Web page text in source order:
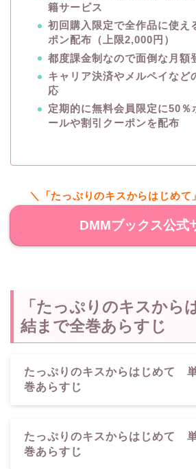
籍サービス
初回購入限定で全作品に使え
ポン配布（上限2,000円）
都度課金制なので面倒な月額
キャリア決済やメルペイなど
応
定期的に無料会員限定に50％
ールや割引クーポンを配布
＼「たっぷりのキスからはじめて
DMMブックス公式
「たっぷりのキスから
結まで全巻あらすじ
たっぷりのキスからはじめて
巻あらすじ
たっぷりのキスからはじめて
巻あらすじ